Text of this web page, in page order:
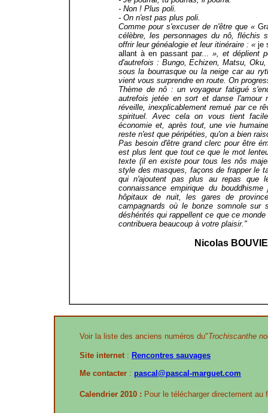
- Non ! Plus poli.
- On n'est pas plus poli.
Comme pour s'excuser de n'être que «
célèbre, les personnages du nô, fléchis
offrir leur généalogie et leur itinéraire : « je
allant à en passant par... », et déplient
d'autrefois : Bungo, Echizen, Matsu,
sous la bourrasque ou la neige car au
vient vous surprendre en route. On
Thème de nô : un voyageur fatigué
autrefois jetée en sort et danse l'amour
réveille, inexplicablement remué par ce
spirituel. Avec cela on vous tient
économie et, après tout, une vie
reste n'est que péripéties, qu'on a bien
Pas besoin d'être grand clerc pour être
est plus lent que tout ce que le mot
texte (il en existe pour tous les nôs
style des masques, façons de frapper le
qui n'ajoutent pas plus au repas que
connaissance empirique du
hôpitaux de nuit, les gares de
campagnards où le bonze somnole
déshérités qui rappellent ce que ce
contribuera beaucoup à votre plaisir."
Nicolas
Voir la liste des anciens numéros du"Trochiscanthe
Site internet : Rencontres sauvages
Me contacter : pascal@pascal-marguet.com
Calendrier 2010 : Pour le télécharger directement au